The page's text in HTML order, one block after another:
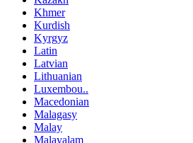
Khmer
Kurdish
Kyrgyz
Latin
Latvian
Lithuanian
Luxembou..
Macedonian
Malagasy
Malay
Malayalam